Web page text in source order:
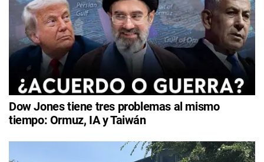
Dow Jones tiene tres problemas al mismo
tiempo: Ormuz, IA y Taiwán